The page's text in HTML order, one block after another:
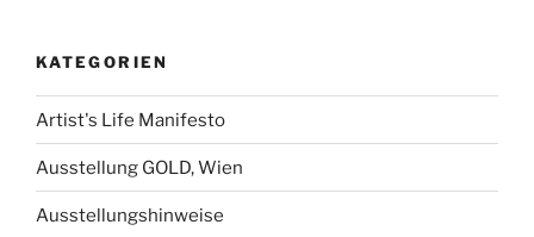
KATEGORIEN
Artist's Life Manifesto
Ausstellung GOLD, Wien
Ausstellungshinweise